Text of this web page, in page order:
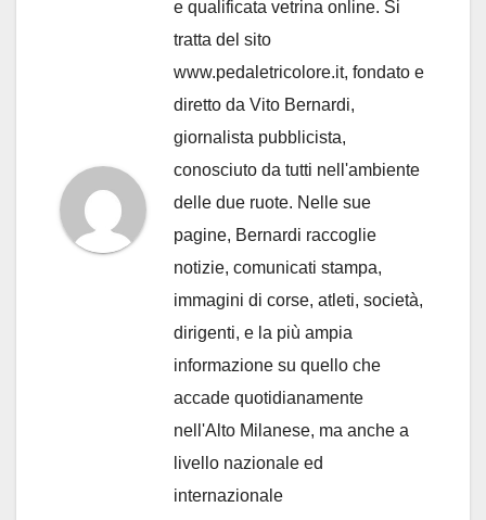
e qualificata vetrina online. Si
tratta del sito
www.pedaletricolore.it, fondato e
diretto da Vito Bernardi,
giornalista pubblicista,
conosciuto da tutti nell'ambiente
delle due ruote. Nelle sue
pagine, Bernardi raccoglie
notizie, comunicati stampa,
immagini di corse, atleti, società,
dirigenti, e la più ampia
informazione su quello che
accade quotidianamente
nell'Alto Milanese, ma anche a
livello nazionale ed
internazionale